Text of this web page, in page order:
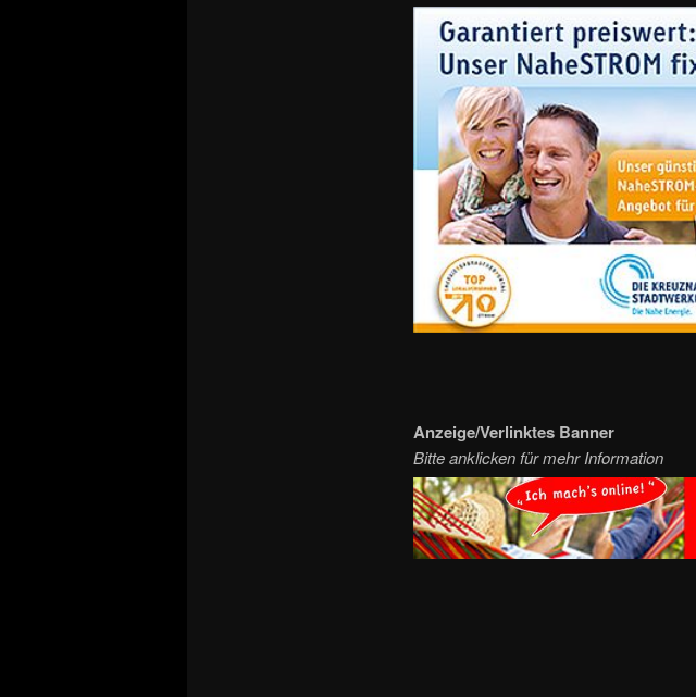
Anzeige/Verlinktes Banner
Bitte anklicken für mehr Information